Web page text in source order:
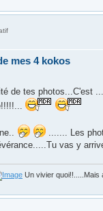
mes 4 kokos
de tes photos...C'est
....... Les
vas y
Un vivier quoi!!.....Mais